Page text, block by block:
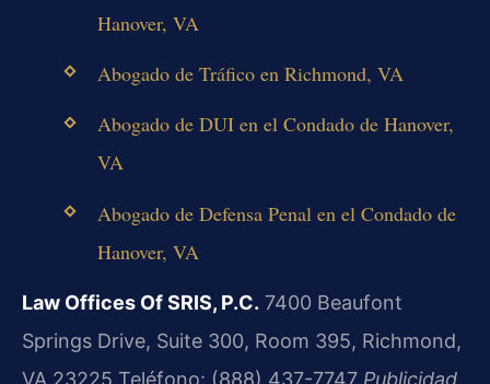
Hanover, VA
Abogado de Tráfico en Richmond, VA
Abogado de DUI en el Condado de Hanover,
VA
Abogado de Defensa Penal en el Condado de
Hanover, VA
Law Offices Of SRIS, P.C. 7400 Beaufont
Springs Drive, Suite 300, Room 395, Richmond,
VA 23225 Teléfono: (888) 437-7747 Publicidad